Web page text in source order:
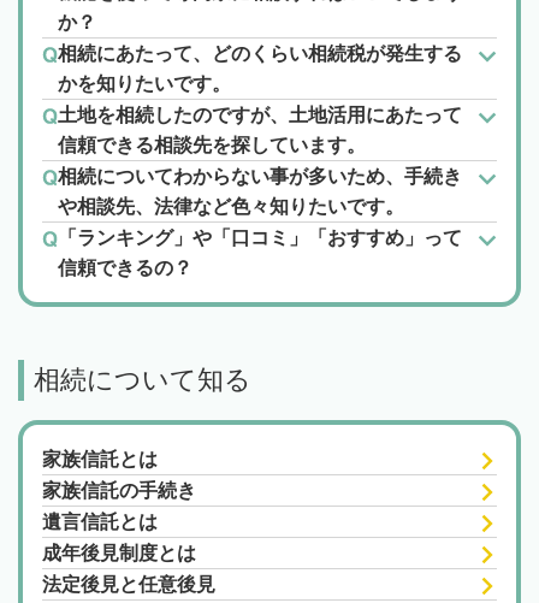
か？
相続にあたって、どのくらい相続税が発生する
かを知りたいです。
土地を相続したのですが、土地活用にあたって
信頼できる相談先を探しています。
相続についてわからない事が多いため、手続き
や相談先、法律など色々知りたいです。
「ランキング」や「口コミ」「おすすめ」って
信頼できるの？
相続について知る
家族信託とは
家族信託の手続き
遺言信託とは
成年後見制度とは
法定後見と任意後見